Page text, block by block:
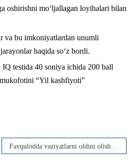
oshirishni mo‘ljallagan loyihalari bilan
va bu imkoniyatlardan unumli
haqida so‘z bordi.
testida 40 soniya ichida 200 ball
mukofotini “Yil kashfiyoti”
Favqulodda vaziyatlarni oldini olish va yong‘in xavfsizligini ta’minlash” mavzusida profilaktik davra suhbati tashkil etildi